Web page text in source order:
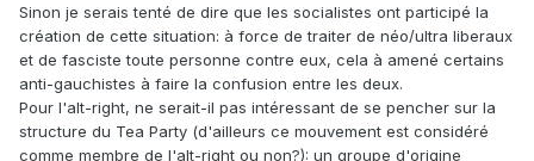
Sinon je serais tenté de dire que les socialistes ont participé la
création de cette situation: à force de traiter de néo/ultra liberaux
et de fasciste toute personne contre eux, cela à amené certains
anti-gauchistes à faire la confusion entre les deux.
Pour l'alt-right, ne serait-il pas intéressant de se pencher sur la
structure du Tea Party (d'ailleurs ce mouvement est considéré
comme membre de l'alt-right ou non?): un groupe d'origine